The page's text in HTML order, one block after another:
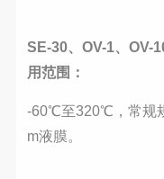
SE-30、OV-1、OV-
用范围：
-60℃至320℃，常规
m液膜。